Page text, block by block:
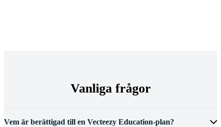
Vanliga frågor
Vem är berättigad till en Vecteezy Education-plan?